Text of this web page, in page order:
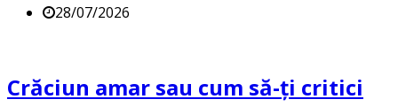
28/07/2026
Crăciun amar sau cum să-ți critici